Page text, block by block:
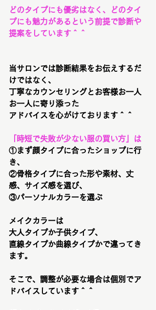
どのタイプにも優劣はなく、どのタイ
プにも魅力があるという前提で診断や
提案をしています＾＾
当サロンでは診断結果をお伝えするだ
けではなく、
丁寧なカウンセリングとお客様お一人
お一人に寄り添った
アドバイスを心がけております＾＾
「時短で失敗が少ない服の買い方」は
①まず顔タイプに合ったショップに行
き、
②骨格タイプに合った形や素材、丈
感、サイズ感を選び、
③パーソナルカラーを選ぶ
メイクカラーは
大人タイプか子供タイプ、
直線タイプか曲線タイプかで違ってき
ます。
そこで、調整が必要な場合は個別でア
ドバイスしています＾＾